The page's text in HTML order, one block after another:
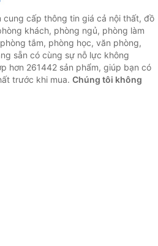
cung cấp thông tin giá cả nội thất, đồ
khách, phòng ngủ, phòng làm
tắm, phòng học, văn phòng,
sẵn có cùng sự nỗ lực không
hơn 261442 sản phẩm, giúp bạn có
trước khi mua. Chúng tôi không